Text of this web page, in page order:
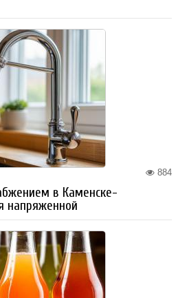
884
в Каменске-
напряженной